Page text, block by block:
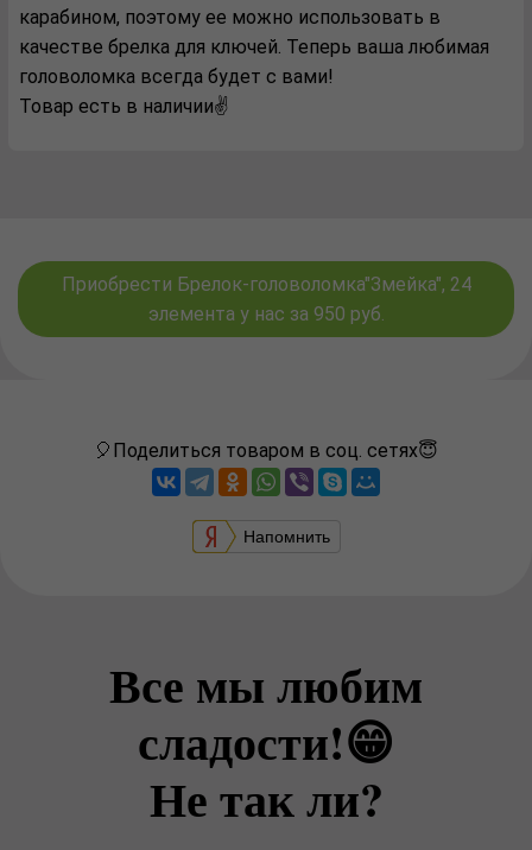
карабином, поэтому ее можно использовать в
качестве брелка для ключей. Теперь ваша любимая
головоломка всегда будет с вами!
Товар есть в наличии✌️
Приобрести Брелок-головоломка"Змейка", 24
элемента у нас за 950 руб.
🎈Поделиться товаром в соц. сетях😇
Напомнить
Все мы любим
сладости!😁
Не так ли?